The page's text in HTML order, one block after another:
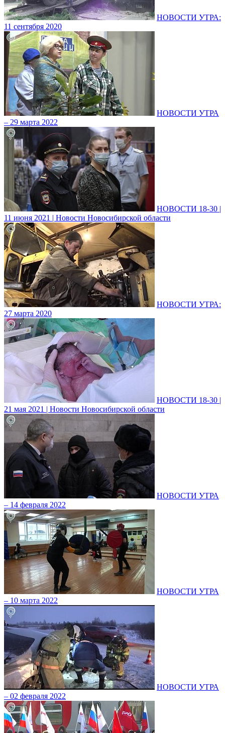
НОВОСТИ УТРА:
11 сентября 2020
НОВОСТИ УТРА
– 29 марта 2022
НОВОСТИ 18-30 |
11 июня 2021 | Новости Новосибирской области
НОВОСТИ УТРА:
27 марта 2020
НОВОСТИ 18-30 |
21 мая 2021 | Новости Новосибирской области
НОВОСТИ УТРА
– 14 февраля 2022
НОВОСТИ УТРА
– 10 марта 2022
НОВОСТИ УТРА
– 02 февраля 2022